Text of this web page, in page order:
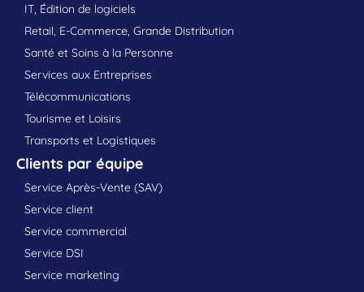
IT, Édition de logiciels
Retail, E-Commerce, Grande Distribution
Santé et Soins à la Personne
Services aux Entreprises
Télécommunications
Tourisme et Loisirs
Transports et Logistiques
Clients par équipe
Service Après-Vente (SAV)
Service client
Service commercial
Service DSI
Service marketing